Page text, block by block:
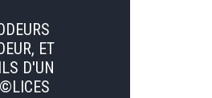
ET
D'UN